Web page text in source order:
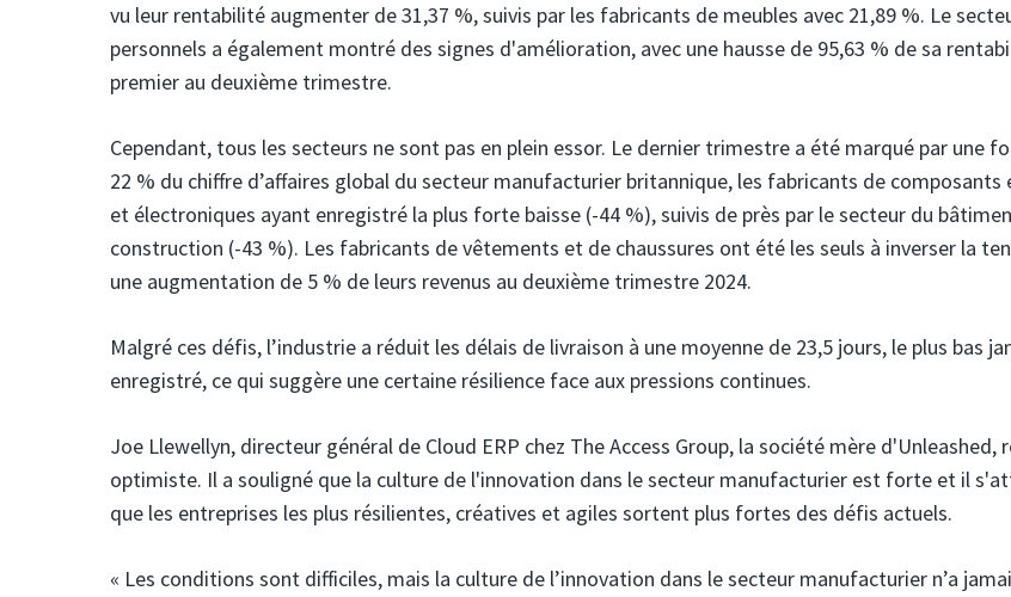
vu leur rentabilité augmenter de 31,37 %, suivis par les fabricants de meubles avec 21,89 %. Le
personnels a également montré des signes d'amélioration, avec une hausse de 95,63 % de sa
premier au deuxième trimestre.
Cependant, tous les secteurs ne sont pas en plein essor. Le dernier trimestre a été marqué par une
22 % du chiffre d’affaires global du secteur manufacturier britannique, les fabricants de composants
et électroniques ayant enregistré la plus forte baisse (-44 %), suivis de près par le secteur du
construction (-43 %). Les fabricants de vêtements et de chaussures ont été les seuls à inverser la
une augmentation de 5 % de leurs revenus au deuxième trimestre 2024.
Malgré ces défis, l’industrie a réduit les délais de livraison à une moyenne de 23,5 jours, le plus bas
enregistré, ce qui suggère une certaine résilience face aux pressions continues.
Joe Llewellyn, directeur général de Cloud ERP chez The Access Group, la société mère d'Unleashed,
optimiste. Il a souligné que la culture de l'innovation dans le secteur manufacturier est forte et il
que les entreprises les plus résilientes, créatives et agiles sortent plus fortes des défis actuels.
« Les conditions sont difficiles, mais la culture de l’innovation dans le secteur manufacturier n’a